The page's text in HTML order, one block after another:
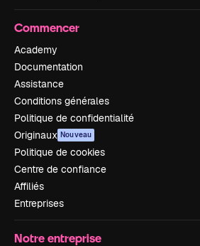
Commencer
Academy
Documentation
Assistance
Conditions générales
Politique de confidentialité
Originaux Nouveau
Politique de cookies
Centre de confiance
Affiliés
Entreprises
Notre entreprise